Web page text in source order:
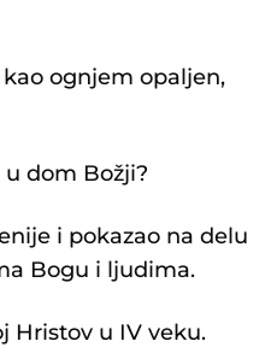
ognjem opaljen,
dom Božji?
i pokazao na delu
Bogu i ljudima.
Hristov u IV veku.